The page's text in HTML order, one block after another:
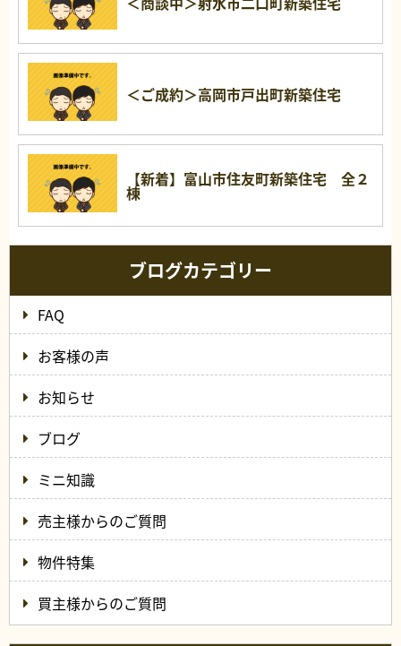
＜ご成約＞高岡市戸出町新築住宅
【新着】富山市住友町新築住宅 全２
棟
ブログカテゴリー
FAQ
お客様の声
お知らせ
ブログ
ミニ知識
売主様からのご質問
物件特集
買主様からのご質問